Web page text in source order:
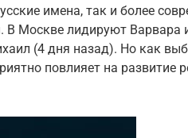
имена, так и более
В Москве лидируют Варвара
(4 дня назад). Но как
повлияет на развитие